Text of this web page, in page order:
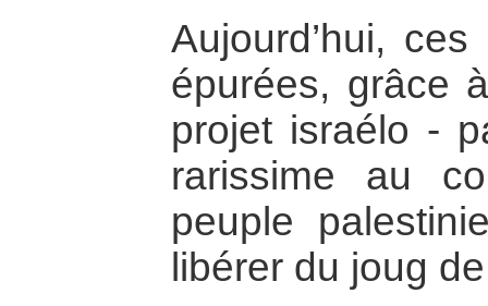
Aujourd’hui,
épurées, grâce
projet israélo -
rarissime au
peuple
libérer du joug